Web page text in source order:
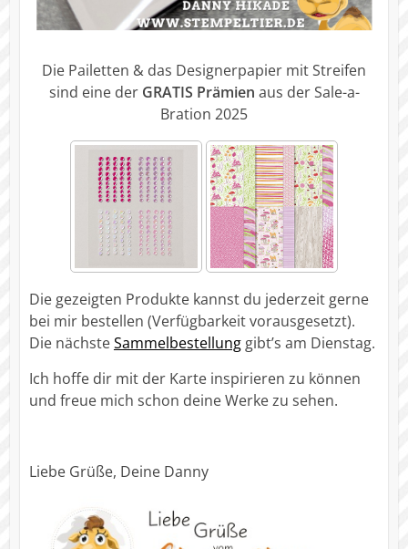
Die Pailetten & das Designerpapier mit Streifen
sind eine der GRATIS Prämien aus der Sale-a-
Bration 2025
Die gezeigten Produkte kannst du jederzeit gerne
bei mir bestellen (Verfügbarkeit vorausgesetzt).
Die nächsteSammelbestellunggibt’s am Dienstag.
Ich hoffe dir mit der Karte inspirieren zu können
und freue mich schon deine Werke zu sehen.
Liebe Grüße, Deine Danny